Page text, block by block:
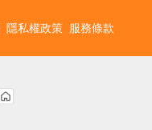
隱私權政策 服務條款